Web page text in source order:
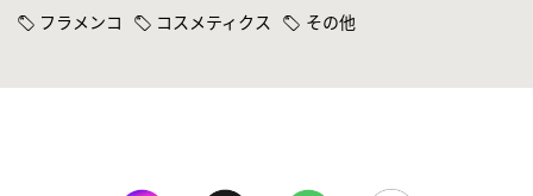
フラメンコ
コスメティクス その他